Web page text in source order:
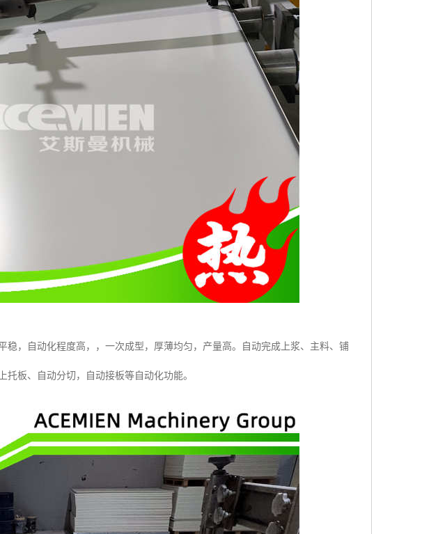
，自动化程度高，，一次成型，厚薄均匀，产量高。自动完成上浆、主料、铺
板、自动分切，自动接板等自动化功能。